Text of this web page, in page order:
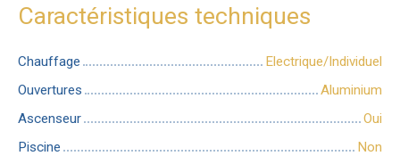
Caractéristiques techniques
Chauffage
Electrique/Individuel
Ouvertures
Aluminium
Ascenseur
Oui
Piscine
Non